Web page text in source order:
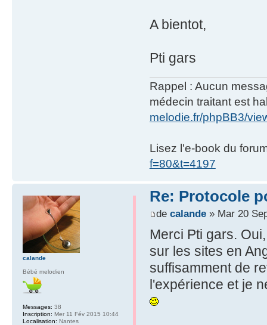
A bientot,
Pti gars
Rappel : Aucun
médecin traitant est
melodie.fr/phpBB3/
Lisez l'e-book du
f=80&t=4197
Re: Protocole
de calande» Mar 20
Merci Pti gars.
sur les sites en
suffisamment de
l'expérience et je
calande
Bébé melodien
Messages: 38
Inscription: Mer 11 Fév 2015 10:44
Localisation: Nantes